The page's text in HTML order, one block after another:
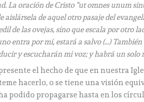
La oración de Cristo “ut omnes unum
aislársela de aquel otro pasaje del
de las ovejas, sino que escala por otro
entra por mí, estará a salvo (…)
y escucharán mi voz; y habrá un solo
el hecho de que en nuestra
hacerlo, o se tiene una visión
podido propagarse hasta en los